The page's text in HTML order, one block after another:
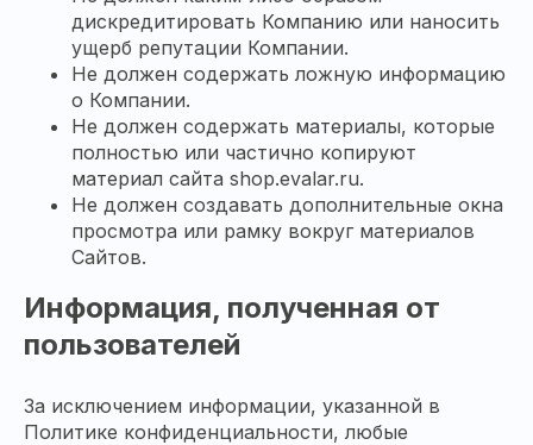
дискредитировать Компанию или наносить
ущерб репутации Компании.
Не должен содержать ложную информацию
о Компании.
Не должен содержать материалы, которые
полностью или частично копируют
материал сайта shop.evalar.ru.
Не должен создавать дополнительные окна
просмотра или рамку вокруг материалов
Сайтов.
Информация, полученная от
пользователей
За исключением информации, указанной в
Политике конфиденциальности, любые